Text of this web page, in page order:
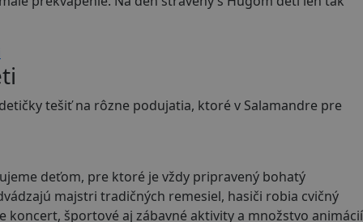
tešiť na rôzne podujatia, ktoré v Salamandre pre
deťom, pre ktoré je vždy pripravený bohatý
majstri tradičných remesiel, hasiči robia cvičný
koncert, športové aj zábavné aktivity a množstvo animácií